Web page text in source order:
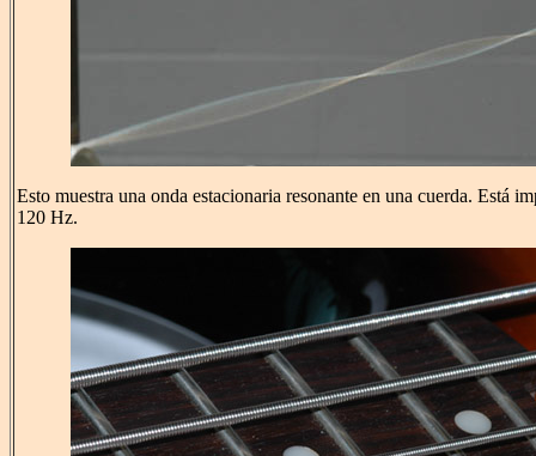
Esto muestra una onda estacionaria resonante en una cuerda. Está
120 Hz.